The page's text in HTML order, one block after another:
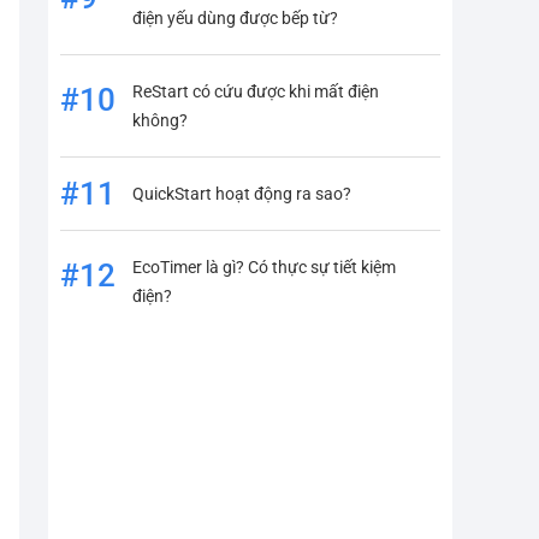
điện yếu dùng được bếp từ?
#10
ReStart có cứu được khi mất điện
không?
#11 QuickStart hoạt động ra sao?
#12
EcoTimer là gì? Có thực sự tiết kiệm
điện?